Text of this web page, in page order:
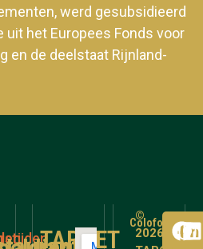
werd gesubsidieerd
uit het Europees Fonds voor
en de deelstaat Rijnland-
TARGET
Colofon
©
2026